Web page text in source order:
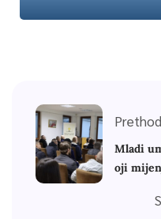
Mladi
oji